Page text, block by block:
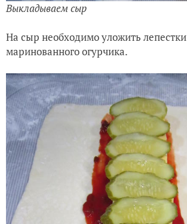
Выкладываем сыр
На сыр необходимо уложить лепестки
маринованного огурчика.